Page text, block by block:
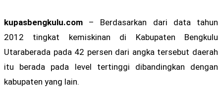
kupasbengkulu.com – Berdasarkan dari data tahun
2012 tingkat kemiskinan di Kabupaten Bengkulu
Utaraberada pada 42 persen dari angka tersebut daerah
itu berada pada level tertinggi dibandingkan dengan
kabupaten yang lain.